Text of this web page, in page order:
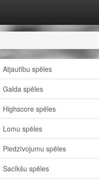
Atjautību spēles
Galda spēles
Highscore spēles
Lomu spēles
Piedzīvojumu spēles
Sacīkšu spēles